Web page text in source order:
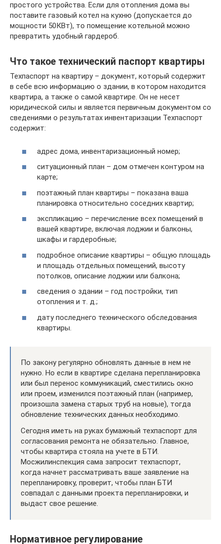
простого устройства. Если для отопления дома вы
поставите газовый котел на кухню (допускается до
мощности 50КВт), то помещение котельной можно
превратить удобный гардероб.
Что такое технический паспорт квартиры
Техпаспорт на квартиру – документ, который содержит
в себе всю информацию о здании, в котором находится
квартира, а также о самой квартире. Он не несет
юридической силы и является первичным документом со
сведениями о результатах инвентаризации Техпаспорт
содержит:
адрес дома, инвентаризационный номер;
ситуационный план – дом отмечен контуром на
карте;
поэтажный план квартиры – показана ваша
планировка относительно соседних квартир;
экспликацию – перечисление всех помещений в
вашей квартире, включая лоджии и балконы,
шкафы и гардеробные;
подробное описание квартиры – общую площадь
и площадь отдельных помещений, высоту
потолков, описание лоджии или балкона;
сведения о здании – год постройки, тип
отопления и т. д.;
дату последнего технического обследования
квартиры.
По закону регулярно обновлять данные в нем не
нужно. Но если в квартире сделана перепланировка
или был перенос коммуникаций, сместились окно
или проем, изменился поэтажный план (например,
произошла замена старых труб на новые), тогда
обновление технических данных необходимо.
Сегодня иметь на руках бумажный техпаспорт для
согласования ремонта не обязательно. Главное,
чтобы квартира стояла на учете в БТИ.
Мосжилинспекция сама запросит техпаспорт,
когда начнет рассматривать ваше заявление на
перепланировку, проверит, чтобы план БТИ
совпадал с данными проекта перепланировки, и
выдаст свое решение.
Нормативное регулирование